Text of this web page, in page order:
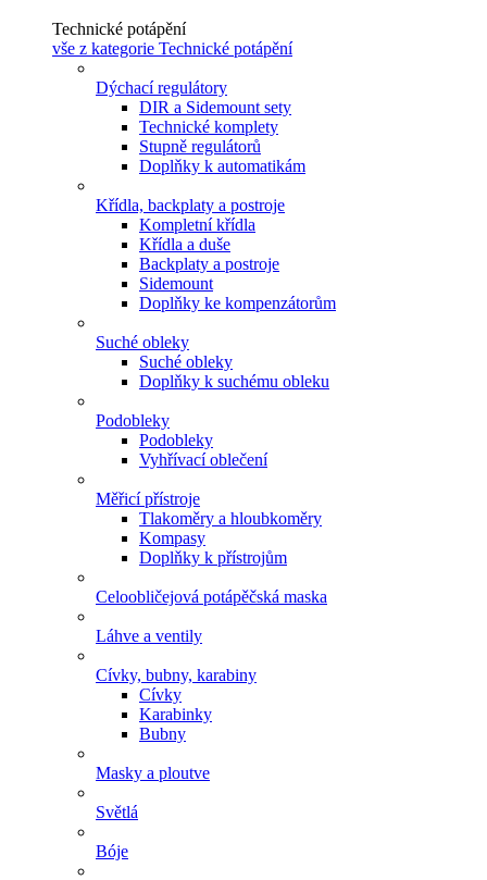
Technické potápění
vše z kategorie Technické potápění
Dýchací regulátory
DIR a Sidemount sety
Technické komplety
Stupně regulátorů
Doplňky k automatikám
Křídla, backplaty a postroje
Kompletní křídla
Křídla a duše
Backplaty a postroje
Sidemount
Doplňky ke kompenzátorům
Suché obleky
Suché obleky
Doplňky k suchému obleku
Podobleky
Podobleky
Vyhřívací oblečení
Měřicí přístroje
Tlakoměry a hloubkoměry
Kompasy
Doplňky k přístrojům
Celoobličejová potápěčská maska
Láhve a ventily
Cívky, bubny, karabiny
Cívky
Karabinky
Bubny
Masky a ploutve
Světlá
Bóje